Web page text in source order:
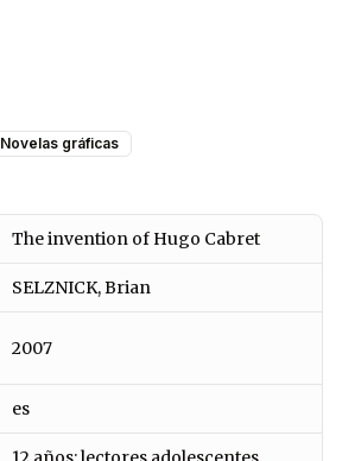
Novelas gráficas
The invention of Hugo Cabret
SELZNICK, Brian
2007
es